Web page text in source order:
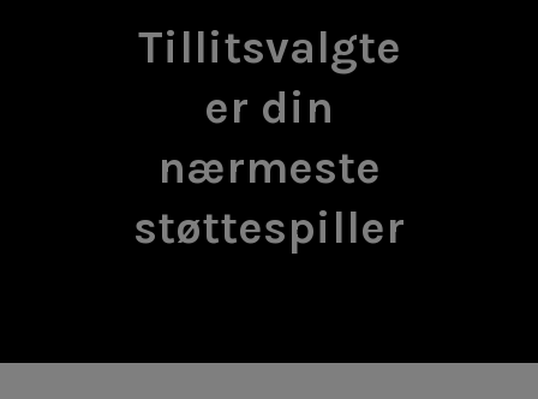
Tillitsvalgte
er din
nærmeste
støttespiller